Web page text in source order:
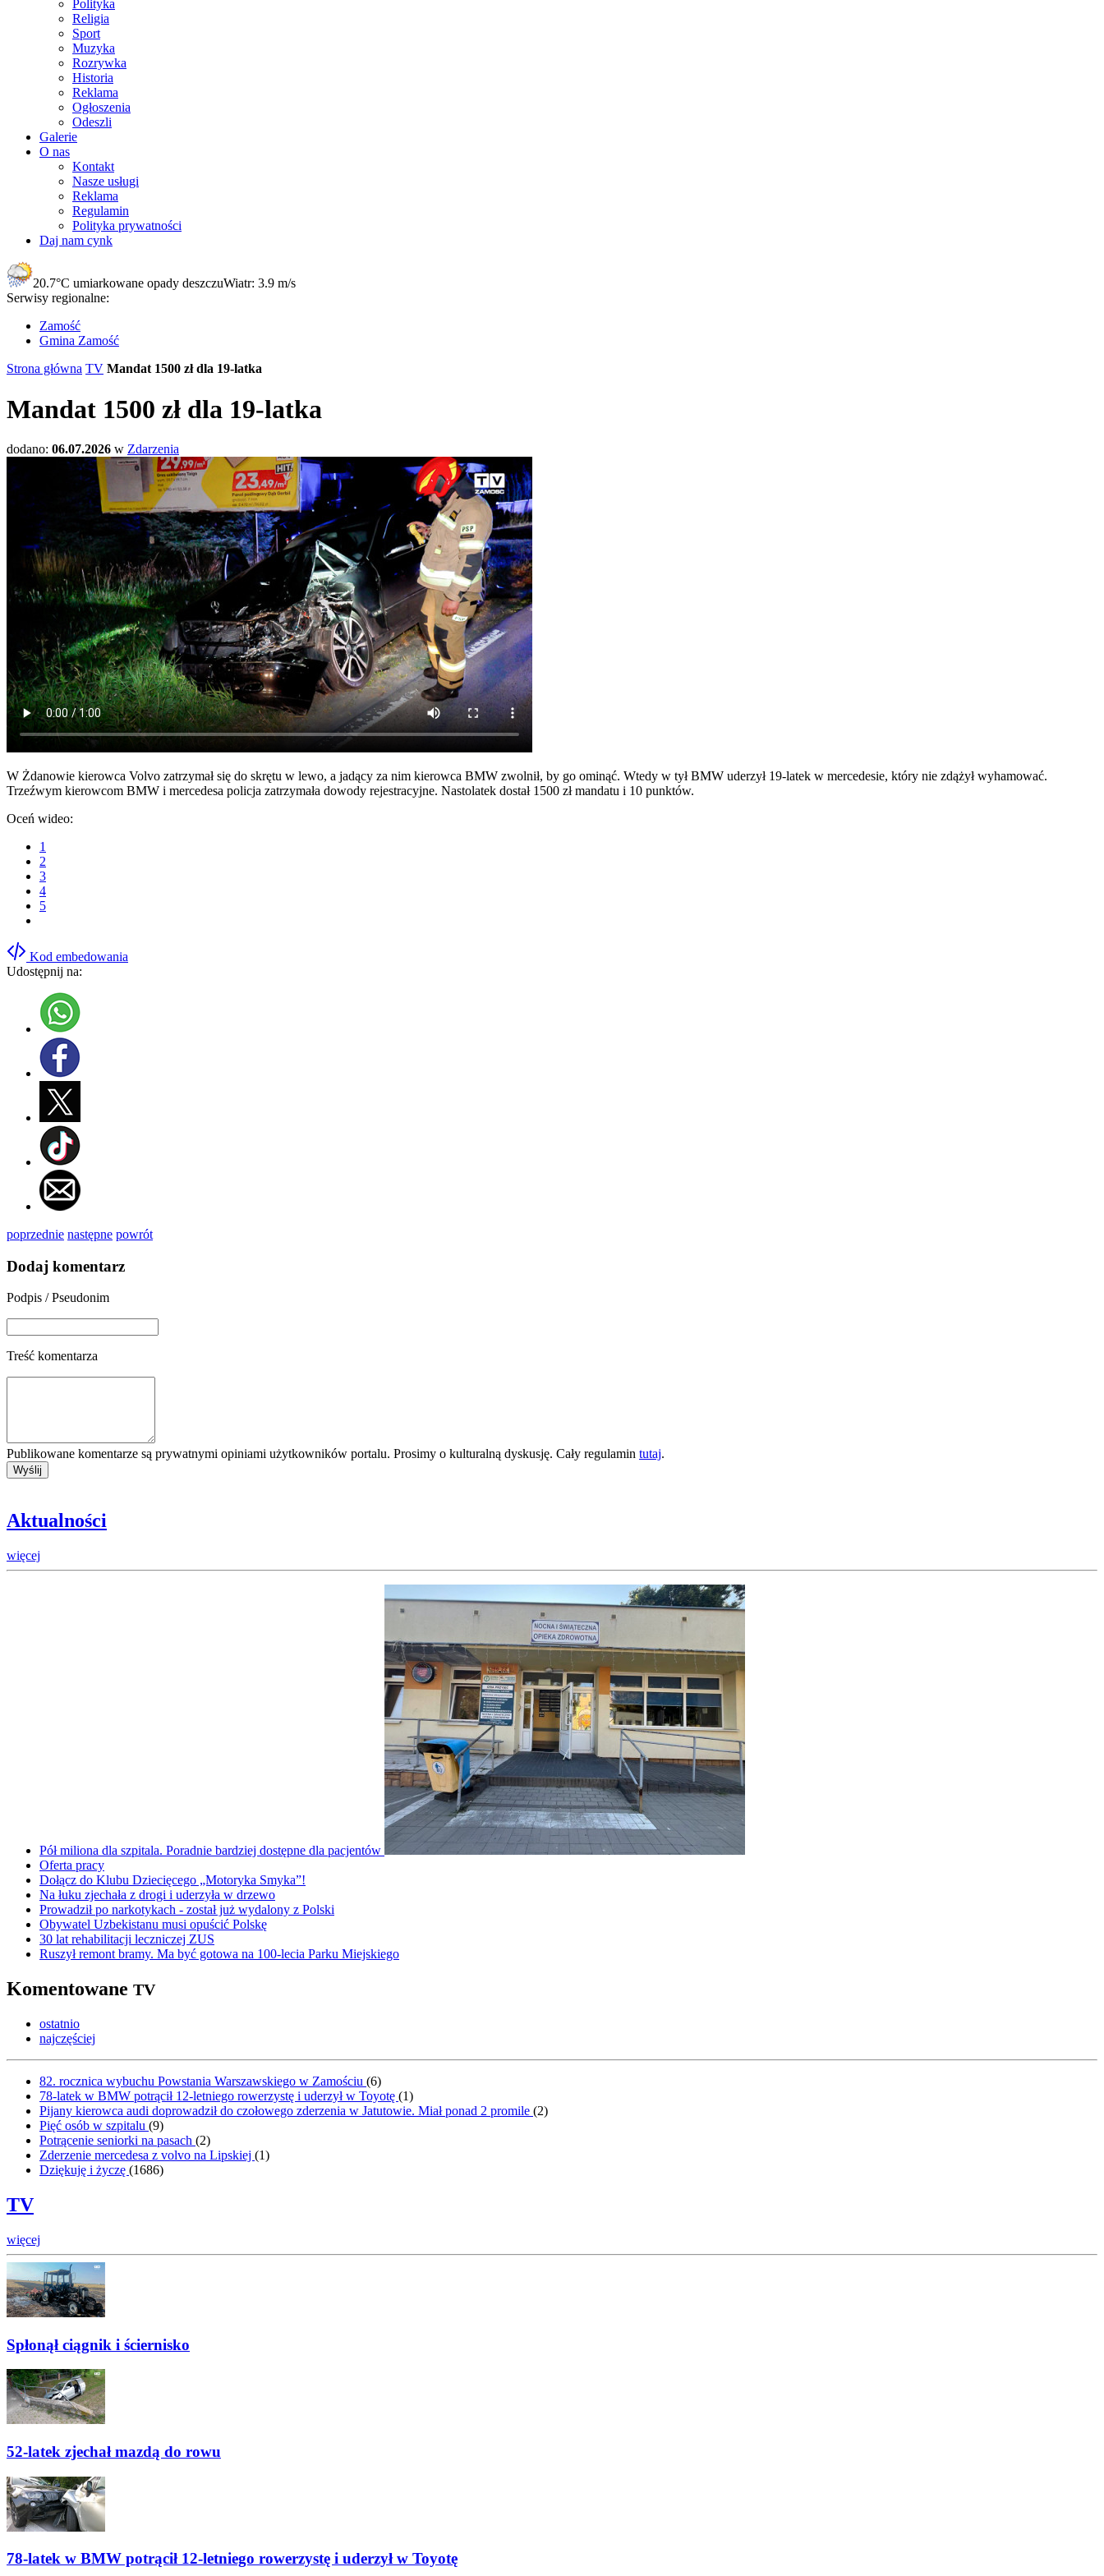
Polityka
Religia
Sport
Muzyka
Rozrywka
Historia
Reklama
Ogłoszenia
Odeszli
Galerie
O nas
Kontakt
Nasze usługi
Reklama
Regulamin
Polityka prywatności
Daj nam cynk
20.7°C umiarkowane opady deszczuWiatr: 3.9 m/s
Serwisy regionalne:
Zamość
Gmina Zamość
Strona główna TV Mandat 1500 zł dla 19-latka
Mandat 1500 zł dla 19-latka
dodano: 06.07.2026 w Zdarzenia
W Żdanowie kierowca Volvo zatrzymał się do skrętu w lewo, a jadący za nim kierowca BMW zwolnił, by go ominąć. Wtedy w tył BMW uderzył 19-latek w mercedesie, który nie zdążył wyhamować.
Trzeźwym kierowcom BMW i mercedesa policja zatrzymała dowody rejestracyjne. Nastolatek dostał 1500 zł mandatu i 10 punktów.
Oceń wideo:
1
2
3
4
5
Kod embedowania
Udostępnij na:
poprzednie następne powrót
Dodaj komentarz
Podpis / Pseudonim
Treść komentarza
Publikowane komentarze są prywatnymi opiniami użytkowników portalu. Prosimy o kulturalną dyskusję. Cały regulamin tutaj.
Aktualności
więcej
Pół miliona dla szpitala. Poradnie bardziej dostępne dla pacjentów
Oferta pracy
Dołącz do Klubu Dziecięcego „Motoryka Smyka”!
Na łuku zjechała z drogi i uderzyła w drzewo
Prowadził po narkotykach - został już wydalony z Polski
Obywatel Uzbekistanu musi opuścić Polskę
30 lat rehabilitacji leczniczej ZUS
Ruszył remont bramy. Ma być gotowa na 100-lecia Parku Miejskiego
Komentowane TV
ostatnio
najczęściej
82. rocznica wybuchu Powstania Warszawskiego w Zamościu (6)
78-latek w BMW potrącił 12-letniego rowerzystę i uderzył w Toyotę (1)
Pijany kierowca audi doprowadził do czołowego zderzenia w Jatutowie. Miał ponad 2 promile (2)
Pięć osób w szpitalu (9)
Potrącenie seniorki na pasach (2)
Zderzenie mercedesa z volvo na Lipskiej (1)
Dziękuję i życzę (1686)
TV
więcej
Spłonął ciągnik i ściernisko
52-latek zjechał mazdą do rowu
78-latek w BMW potrącił 12-letniego rowerzystę i uderzył w Toyotę